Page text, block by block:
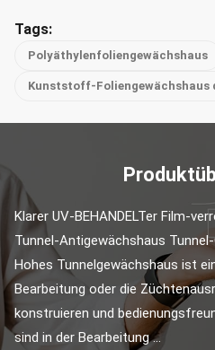
Tags:
Polyäthylenfoliengewächshaus
Kunststoff-Foliengewächshaus
Klarer UV-BEHANDELTer Film-
Tunnel-Antigewächshaus
Hohes Tunnelgewächshaus ist
Bearbeitung oder die
konstruieren und
sind in der Bearbeitung ...